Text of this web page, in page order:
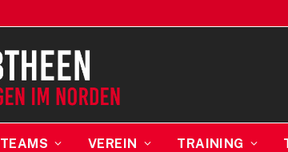
TEAMS VEREIN TRAINING